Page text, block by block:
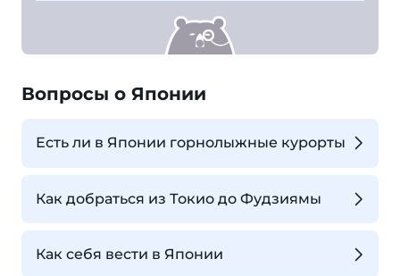
Вопросы о Японии
Есть ли в Японии горнолыжные курорты
Как добраться из Токио до Фудзиямы
Как себя вести в Японии